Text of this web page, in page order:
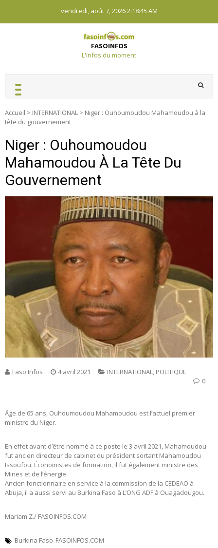
content
vendredi, août 7, 20262:18:46 AM
FASOINFOS
L'infos du moment
Accueil > INTERNATIONAL > Niger : Ouhoumoudou Mahamoudou à la
tête du gouvernement
Niger : Ouhoumoudou
Mahamoudou À La Tête Du
Gouvernement
Faso Infos 4 avril 2021 INTERNATIONAL, POLITIQUE
0
Âge de 65 ans, Ouhoumoudou Mahamoudou est l’actuel premier
ministre du Niger.
En effet avant d’être nommé à ce poste le 3 avril 2021, Mahamoudou
fut ancien directeur de cabinet du président sortant Mahamoudou
Issoufou. Économistes de formation, il fut également ministre des
Mines et de l’énergie.
Ancien fonctionnaire en service à la commission de la CEDEAO à
Abuja, il a aussi servi au Burkina Faso à L’ONG ADF à Ouagadougou.
Mariam Z./ FASOINFOS.COM
Burkina Faso FASOINFOS.COM